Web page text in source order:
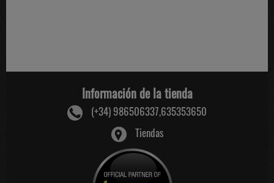
Información de la tienda
(+34) 986506337,635353650
Tiendas